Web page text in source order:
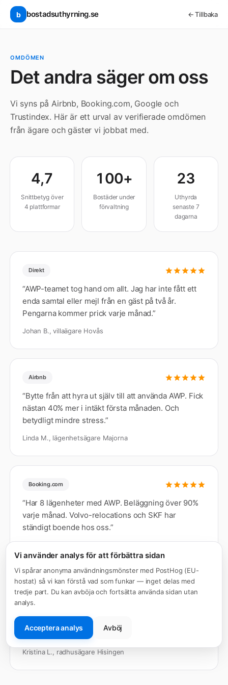
Hoppa till innehåll
b bostadsuthyrning.se ← Tillbaka
OMDÖMEN
Det andra säger om oss
Vi syns på Airbnb, Booking.com, Google och
Trustindex. Här är ett urval av verifierade omdömen
från ägare och gäster vi jobbat med.
4,7
Snittbetyg över
4 plattformar
100+
Bostäder under
förvaltning
23
Uthyrda
senaste 7
dagarna
Direkt
“AWP-teamet tog hand om allt. Jag har inte fått ett
enda samtal eller mejl från en gäst på två år.
Pengarna kommer prick varje månad.”
Johan B., villaägare Hovås
Airbnb
“Bytte från att hyra ut själv till att använda AWP. Fick
nästan 40% mer i intäkt första månaden. Och
betydligt mindre stress.”
Linda M., lägenhetsägare Majorna
Booking.com
“Har 8 lägenheter med AWP. Beläggning över 90%
varje månad. Volvo-relocations och SKF har
ständigt boende hos oss.”
Google
Professionellt och personligt. När mitt avtal sa upp
ringde grundaren själv för att förklara — du får inte
den servicen någon annanstans.
Kristina L., radhusägare Hisingen
Vi använder analys för att förbättra sidan
Vi spårar anonyma användningsmönster med PostHog (EU-
hostat) så vi kan förstå vad som funkar — inget delas med
tredje part. Du kan avböja och fortsätta använda sidan utan
analys.
Acceptera analys Avböj